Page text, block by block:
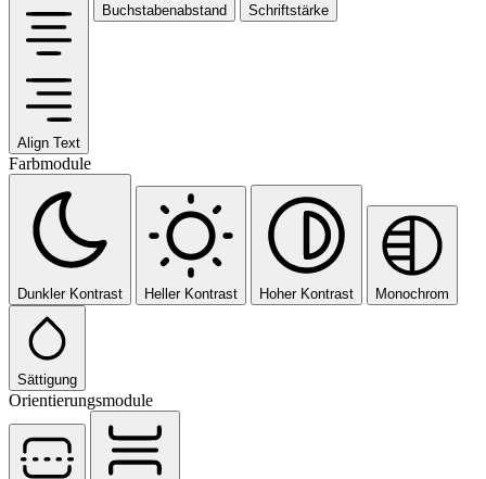
Align Text
Buchstabenabstand Schriftstärke
Farbmodule
Dunkler Kontrast Heller Kontrast Hoher Kontrast Monochrom
Sättigung
Orientierungsmodule